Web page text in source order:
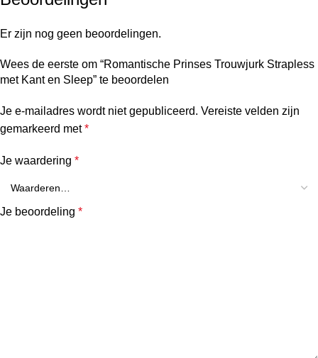
Er zijn nog geen beoordelingen.
Wees de eerste om “Romantische Prinses Trouwjurk Strapless
met Kant en Sleep” te beoordelen
Je e-mailadres wordt niet gepubliceerd. Vereiste velden zijn
gemarkeerd met*
Je waardering *
Je beoordeling *